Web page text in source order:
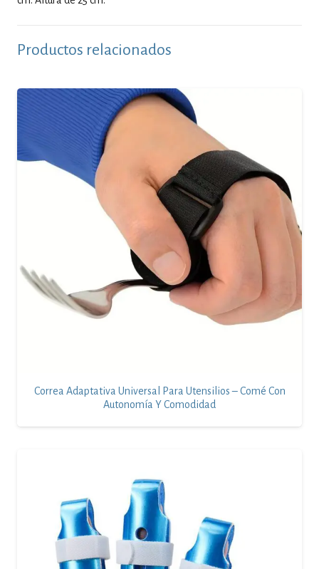
Productos relacionados
Correa Adaptativa Universal Para Utensilios – Comé Con
Autonomía Y Comodidad